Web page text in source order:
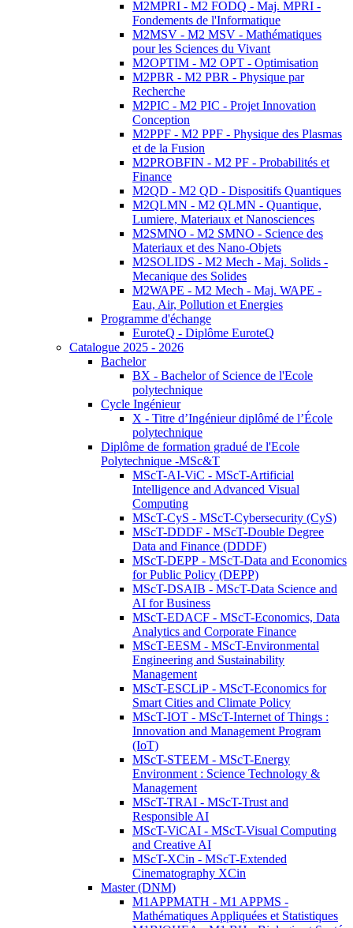
M2MPRI - M2 FODQ - Maj. MPRI -
Fondements de l'Informatique
M2MSV - M2 MSV - Mathématiques
pour les Sciences du Vivant
M2OPTIM - M2 OPT - Optimisation
M2PBR - M2 PBR - Physique par
Recherche
M2PIC - M2 PIC - Projet Innovation
Conception
M2PPF - M2 PPF - Physique des Plasmas
et de la Fusion
M2PROBFIN - M2 PF - Probabilités et
Finance
M2QD - M2 QD - Dispositifs Quantiques
M2QLMN - M2 QLMN - Quantique,
Lumiere, Materiaux et Nanosciences
M2SMNO - M2 SMNO - Science des
Materiaux et des Nano-Objets
M2SOLIDS - M2 Mech - Maj. Solids -
Mecanique des Solides
M2WAPE - M2 Mech - Maj. WAPE -
Eau, Air, Pollution et Energies
Programme d'échange
EuroteQ - Diplôme EuroteQ
Catalogue 2025 - 2026
Bachelor
BX - Bachelor of Science de l'Ecole
polytechnique
Cycle Ingénieur
X - Titre d’Ingénieur diplômé de l’École
polytechnique
Diplôme de formation gradué de l'Ecole
Polytechnique -MSc&T
MScT-AI-ViC - MScT-Artificial
Intelligence and Advanced Visual
Computing
MScT-CyS - MScT-Cybersecurity (CyS)
MScT-DDDF - MScT-Double Degree
Data and Finance (DDDF)
MScT-DEPP - MScT-Data and Economics
for Public Policy (DEPP)
MScT-DSAIB - MScT-Data Science and
AI for Business
MScT-EDACF - MScT-Economics, Data
Analytics and Corporate Finance
MScT-EESM - MScT-Environmental
Engineering and Sustainability
Management
MScT-ESCLiP - MScT-Economics for
Smart Cities and Climate Policy
MScT-IOT - MScT-Internet of Things :
Innovation and Management Program
(IoT)
MScT-STEEM - MScT-Energy
Environment : Science Technology &
Management
MScT-TRAI - MScT-Trust and
Responsible AI
MScT-ViCAI - MScT-Visual Computing
and Creative AI
MScT-XCin - MScT-Extended
Cinematography XCin
Master (DNM)
M1APPMATH - M1 APPMS -
Mathématiques Appliquées et Statistiques